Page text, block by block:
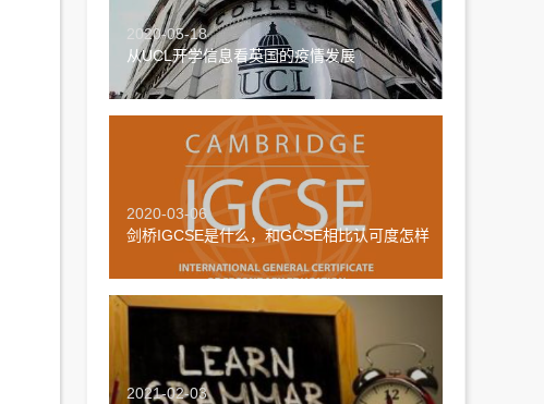
2020-05-18
从UCL开学信息看英国的疫情发展
2020-03-06
剑桥IGCSE是什么，和GCSE相比认可度怎样
2021-02-03